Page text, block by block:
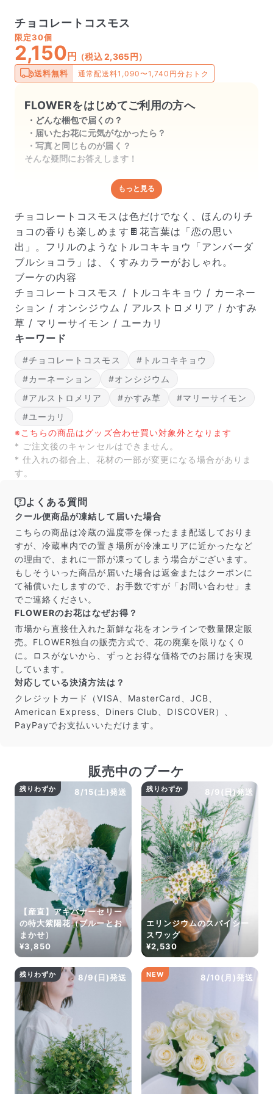
チョコレートコスモス
限定30個
2,150 円 （税込 2,365円）
送料無料 通常配送料1,090〜1,740円分おトク
FLOWERをはじめてご利用の方へ
どんな梱包で届くの？
届いたお花に元気がなかったら？
写真と同じものが届く？
そんな疑問にお答えします！
どんな梱包で届くの？
出荷前に水揚げ（花が水を吸いやすくなる処理）を施
し、専用ボックスに丁寧に梱包してお届けしています。
きゅっとまとめられて一見窮屈そうに見えますが、輸送
中の衝撃による折れや擦れを軽減する効果があります。
届いたお花に元気がなかったら？
もし届いたお花に「枯れている」「折れている」などの
不備があった場合は、些細なことでもお気軽にサポート
までご連絡ください。ご返金にて補償いたします。
写真と同じものが届く？
商品ページに掲載している写真は、実際にお届けする商
品を撮影したものです。お花は生き物なので、どうして
も色味やサイズ・咲き方に個体差はありますが、できる
だけ写真のイメージに近いものをお届けできるように人
の目でチェックをしています。
よくある質問
Q. 毎月自動でお花が届くサービスですか？
いいえ、毎月自動でお届けするサービスではありません。好
きな時に好きな花をご注文いただけます。
Q. 配送できないエリアはありますか？
ただいま沖縄・離島エリアへの配送には対応しておりませ
ん。ご了承ください。
もっと見る
チョコレートコスモスは色だけでなく、ほんのりチ
ョコの香りも楽しめます🍫花言葉は「恋の思い
出」。フリルのようなトルコキキョウ「アンバーダ
ブルショコラ」は、くすみカラーがおしゃれ。
ブーケの内容
チョコレートコスモス / トルコキキョウ / カーネー
ション / オンシジウム / アルストロメリア / かすみ
草 / マリーサイモン / ユーカリ
キーワード
#チョコレートコスモス
#トルコキキョウ
#カーネーション
#オンシジウム
#アルストロメリア
#かすみ草
#マリーサイモン
#ユーカリ
※こちらの商品はグッズ合わせ買い対象外となります
* ご注文後のキャンセルはできません。
* 仕入れの都合上、花材の一部が変更になる場合がありま
す。
よくある質問
クール便商品が凍結して届いた場合
こちらの商品は冷蔵の温度帯を保ったまま配送しておりま
すが、冷蔵車内での置き場所が冷凍エリアに近かったなど
の理由で、まれに一部が凍ってしまう場合がございます。
もしそういった商品が届いた場合は返金またはクーポンに
て補償いたしますので、お手数ですが「お問い合わせ」ま
でご連絡ください。
FLOWERのお花はなぜお得？
市場から直接仕入れた新鮮な花をオンラインで数量限定販
売。FLOWER独自の販売方式で、花の廃棄を限りなく０
に。ロスがないから、ずっとお得な価格でのお届けを実現
しています。
対応している決済方法は？
クレジットカード（VISA、MasterCard、JCB、
American Express、Diners Club、DISCOVER）、
PayPayでお支払いいただけます。
販売中のブーケ
8/15(土)発送
残りわずか
【産直】アキバナーセリー
の特大紫陽花（ブルーとお
まかせ）
¥3,850
8/9(日)発送
残りわずか
エリンジウムのスパイシー
スワッグ
¥2,530
8/9(日)発送
残りわずか 8/10(月)発送
NEW